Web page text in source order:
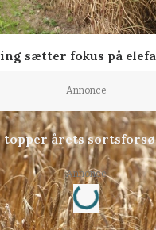
sætter fokus på
Annonce
topper årets
Annonce
Loading...